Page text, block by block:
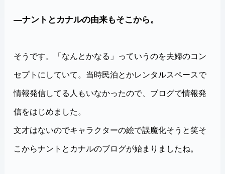
―ナントとカナルの由来もそこから。
そうです。「なんとかなる」っていうのを夫婦のコン
セプトにしていて。当時民泊とかレンタルスペースで
情報発信してる人もいなかったので、ブログで情報発
信をはじめました。
文才はないのでキャラクターの絵で誤魔化そうと笑そ
こからナントとカナルのブログが始まりましたね。